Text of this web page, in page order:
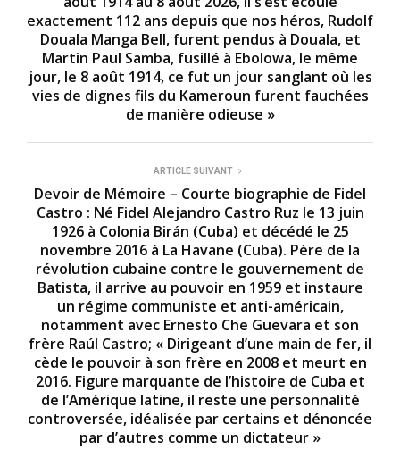
exactement 112 ans depuis que nos héros, Rudolf
Douala Manga Bell, furent pendus à Douala, et
Martin Paul Samba, fusillé à Ebolowa, le même
jour, le 8 août 1914, ce fut un jour sanglant où les
vies de dignes fils du Kameroun furent fauchées
de manière odieuse »
ARTICLE SUIVANT
Devoir de Mémoire – Courte biographie de Fidel
Castro : Né Fidel Alejandro Castro Ruz le 13 juin
1926 à Colonia Birán (Cuba) et décédé le 25
novembre 2016 à La Havane (Cuba). Père de la
révolution cubaine contre le gouvernement de
Batista, il arrive au pouvoir en 1959 et instaure
un régime communiste et anti-américain,
notamment avec Ernesto Che Guevara et son
frère Raúl Castro; « Dirigeant d’une main de fer, il
cède le pouvoir à son frère en 2008 et meurt en
2016. Figure marquante de l’histoire de Cuba et
de l’Amérique latine, il reste une personnalité
controversée, idéalisée par certains et dénoncée
par d’autres comme un dictateur »